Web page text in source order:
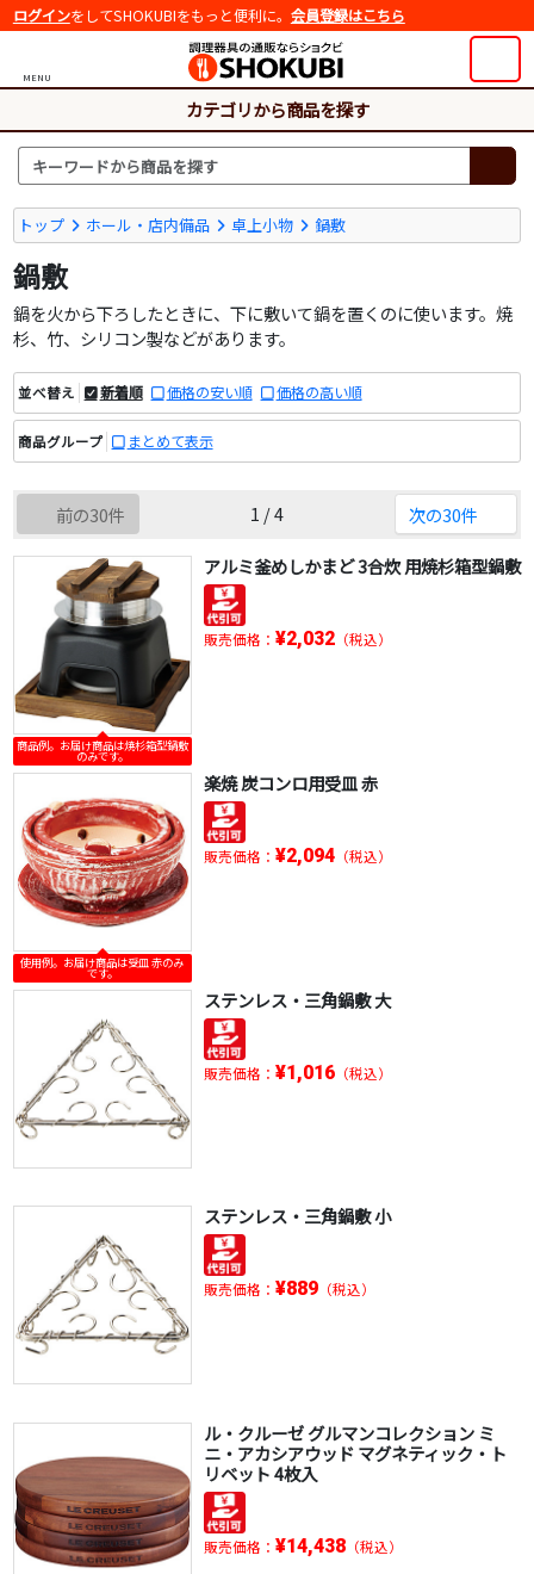
ログインをしてSHOKUBIをもっと便利に。 会員登録はこちら
MENU
カテゴリから商品を探す
トップ ホール・店内備品 卓上小物 鍋敷
鍋敷
鍋を火から下ろしたときに、下に敷いて鍋を置くのに使います。焼
杉、竹、シリコン製などがあります。
並べ替え 新着順 価格の安い順 価格の高い順
商品グループ まとめて表示
前の30件 1 / 4 次の30件
商品例。お届け商品は焼杉箱型鍋敷
のみです。
アルミ釜めしかまど 3合炊 用焼杉箱型鍋敷
販売価格： ¥2,032（税込）
使用例。お届け商品は受皿 赤のみ
です。
楽焼 炭コンロ用受皿 赤
販売価格： ¥2,094（税込）
ステンレス・三角鍋敷 大
販売価格： ¥1,016（税込）
ステンレス・三角鍋敷 小
販売価格： ¥889（税込）
ル・クルーゼ グルマンコレクション ミ
ニ・アカシアウッド マグネティック・ト
リベット 4枚入
販売価格： ¥14,438（税込）